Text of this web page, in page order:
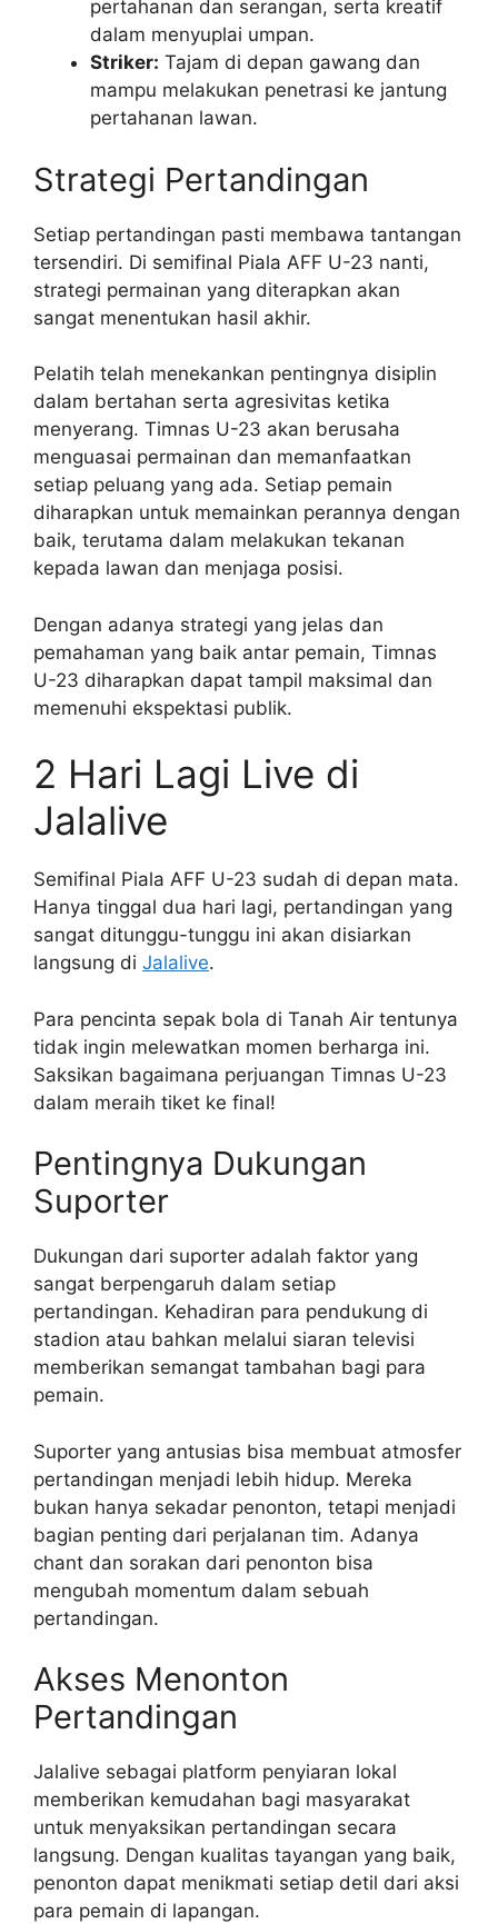
pertahanan dan serangan, serta kreatif
dalam menyuplai umpan.
Striker: Tajam di depan gawang dan
mampu melakukan penetrasi ke jantung
pertahanan lawan.
Strategi Pertandingan
Setiap pertandingan pasti membawa tantangan
tersendiri. Di semifinal Piala AFF U-23 nanti,
strategi permainan yang diterapkan akan
sangat menentukan hasil akhir.
Pelatih telah menekankan pentingnya disiplin
dalam bertahan serta agresivitas ketika
menyerang. Timnas U-23 akan berusaha
menguasai permainan dan memanfaatkan
setiap peluang yang ada. Setiap pemain
diharapkan untuk memainkan perannya dengan
baik, terutama dalam melakukan tekanan
kepada lawan dan menjaga posisi.
Dengan adanya strategi yang jelas dan
pemahaman yang baik antar pemain, Timnas
U-23 diharapkan dapat tampil maksimal dan
memenuhi ekspektasi publik.
2 Hari Lagi Live di
Jalalive
Semifinal Piala AFF U-23 sudah di depan mata.
Hanya tinggal dua hari lagi, pertandingan yang
sangat ditunggu-tunggu ini akan disiarkan
langsung di Jalalive.
Para pencinta sepak bola di Tanah Air tentunya
tidak ingin melewatkan momen berharga ini.
Saksikan bagaimana perjuangan Timnas U-23
dalam meraih tiket ke final!
Pentingnya Dukungan
Suporter
Dukungan dari suporter adalah faktor yang
sangat berpengaruh dalam setiap
pertandingan. Kehadiran para pendukung di
stadion atau bahkan melalui siaran televisi
memberikan semangat tambahan bagi para
pemain.
Suporter yang antusias bisa membuat atmosfer
pertandingan menjadi lebih hidup. Mereka
bukan hanya sekadar penonton, tetapi menjadi
bagian penting dari perjalanan tim. Adanya
chant dan sorakan dari penonton bisa
mengubah momentum dalam sebuah
pertandingan.
Akses Menonton
Pertandingan
Jalalive sebagai platform penyiaran lokal
memberikan kemudahan bagi masyarakat
untuk menyaksikan pertandingan secara
langsung. Dengan kualitas tayangan yang baik,
penonton dapat menikmati setiap detil dari aksi
para pemain di lapangan.